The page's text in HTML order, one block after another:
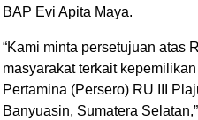
BAP Evi Apita Maya.
“Kami minta persetujuan atas
masyarakat terkait
Pertamina (Persero) RU III
Banyuasin, Sumatera